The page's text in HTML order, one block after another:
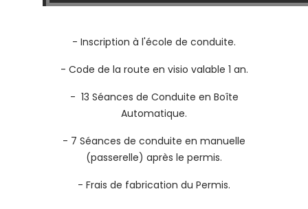
- Inscription à l'école de conduite.
- Code de la route en visio valable 1 an.
- 13 Séances de Conduite en Boîte
Automatique.
- 7 Séances de conduite en manuelle
(passerelle) après le permis.
- Frais de fabrication du Permis.